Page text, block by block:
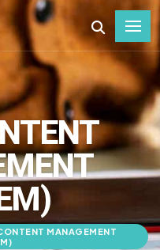
MANAGEMENT